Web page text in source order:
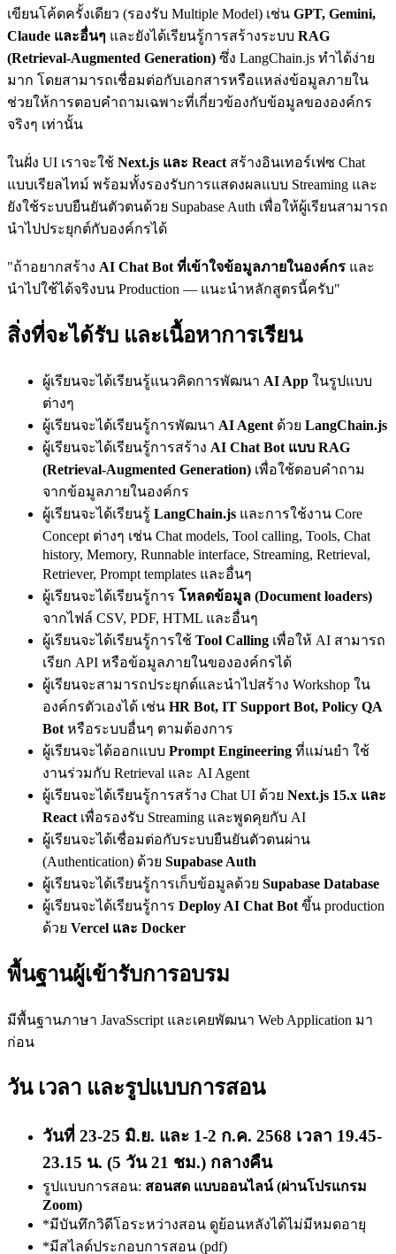
เขียนโค้ดครั้งเดียว (รองรับ Multiple Model) เช่น GPT, Gemini,
Claude และอื่นๆ และยังได้เรียนรู้การสร้างระบบ RAG
(Retrieval-Augmented Generation) ซึ่ง LangChain.js ทำได้ง่าย
มาก โดยสามารถเชื่อมต่อกับเอกสารหรือแหล่งข้อมูลภายใน
ช่วยให้การตอบคำถามเฉพาะที่เกี่ยวข้องกับข้อมูลขององค์กร
จริงๆ เท่านั้น
ในฝั่ง UI เราจะใช้ Next.js และ React สร้างอินเทอร์เฟซ Chat
แบบเรียลไทม์ พร้อมทั้งรองรับการแสดงผลแบบ Streaming และ
ยังใช้ระบบยืนยันตัวตนด้วย Supabase Auth เพื่อให้ผู้เรียนสามารถ
นำไปประยุกต์กับองค์กรได้
"ถ้าอยากสร้าง AI Chat Bot ที่เข้าใจข้อมูลภายในองค์กร และ
นำไปใช้ได้จริงบน Production — แนะนำหลักสูตรนี้ครับ"
สิ่งที่จะได้รับ และเนื้อหาการเรียน
ผู้เรียนจะได้เรียนรู้แนวคิดการพัฒนา AI App ในรูปแบบ
ต่างๆ
ผู้เรียนจะได้เรียนรู้การพัฒนา AI Agent ด้วย LangChain.js
ผู้เรียนจะได้เรียนรู้การสร้าง AI Chat Bot แบบ RAG
(Retrieval-Augmented Generation) เพื่อใช้ตอบคำถาม
จากข้อมูลภายในองค์กร
ผู้เรียนจะได้เรียนรู้ LangChain.js และการใช้งาน Core
Concept ต่างๆ เช่น Chat models, Tool calling, Tools, Chat
history, Memory, Runnable interface, Streaming, Retrieval,
Retriever, Prompt templates และอื่นๆ
ผู้เรียนจะได้เรียนรู้การ โหลดข้อมูล (Document loaders)
จากไฟล์ CSV, PDF, HTML และอื่นๆ
ผู้เรียนจะได้เรียนรู้การใช้ Tool Calling เพื่อให้ AI สามารถ
เรียก API หรือข้อมูลภายในขององค์กรได้
ผู้เรียนจะสามารถประยุกต์และนำไปสร้าง Workshop ใน
องค์กรตัวเองได้ เช่น HR Bot, IT Support Bot, Policy QA
Bot หรือระบบอื่นๆ ตามต้องการ
ผู้เรียนจะได้ออกแบบ Prompt Engineering ที่แม่นยำ ใช้
งานร่วมกับ Retrieval และ AI Agent
ผู้เรียนจะได้เรียนรู้การสร้าง Chat UI ด้วย Next.js 15.x และ
React เพื่อรองรับ Streaming และพูดคุยกับ AI
ผู้เรียนจะได้เชื่อมต่อกับระบบยืนยันตัวตนผ่าน
(Authentication) ด้วย Supabase Auth
ผู้เรียนจะได้เรียนรู้การเก็บข้อมูลด้วย Supabase Database
ผู้เรียนจะได้เรียนรู้การ Deploy AI Chat Bot ขึ้น production
ด้วย Vercel และ Docker
พื้นฐานผู้เข้ารับการอบรม
มีพื้นฐานภาษา JavaSscript และเคยพัฒนา Web Application มา
ก่อน
วัน เวลา และรูปแบบการสอน
วันที่ 23-25 มิ.ย. และ 1-2 ก.ค. 2568 เวลา 19.45-
23.15 น. (5 วัน 21 ชม.) กลางคืน
รูปแบบการสอน: สอนสด แบบออนไลน์ (ผ่านโปรแกรม
Zoom)
*มีบันทึกวิดีโอระหว่างสอน ดูย้อนหลังได้ไม่มีหมดอายุ
*มีสไลด์ประกอบการสอน (pdf)